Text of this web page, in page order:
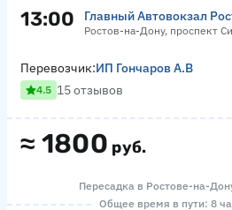
13:00 Главный Автовокзал
Ростов-на-Дону, проспект
≈ 1800 руб.
Перевозчик:ИП Гончаров А.В
4.5 15 отзывов
Пересадка в Ростове-на-
Общее время в пути: 8